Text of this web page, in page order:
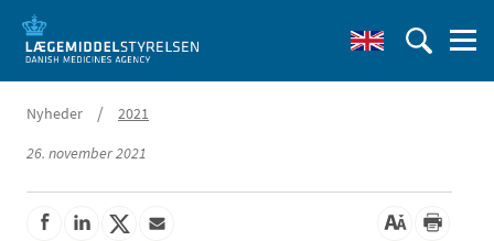
Nyheder /
2021
26. november 2021